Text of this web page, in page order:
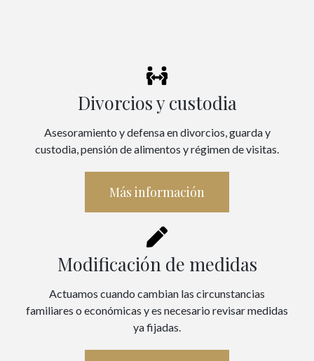
Divorcios y custodia
Asesoramiento y defensa en divorcios, guarda y
custodia, pensión de alimentos y régimen de visitas.
Más información
Modificación de medidas
Actuamos cuando cambian las circunstancias
familiares o económicas y es necesario revisar medidas
ya fijadas.